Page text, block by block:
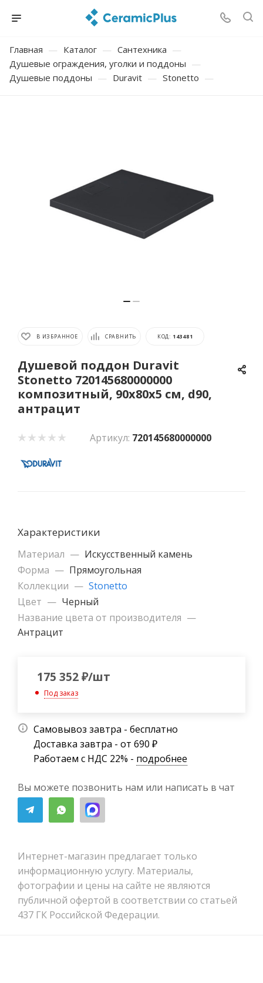
Главная — Каталог — Сантехника —
Душевые ограждения, уголки и поддоны —
Душевые поддоны — Duravit — Stonetto —
В ИЗБРАННОЕ СРАВНИТЬ КОД: 143481
Душевой поддон Duravit
Stonetto 720145680000000
композитный, 90x80х5 см, d90,
антрацит
Артикул: 720145680000000
Характеристики
Материал — Искусственный камень
Форма — Прямоугольная
Коллекции — Stonetto
Цвет — Черный
Название цвета от производителя —
Антрацит
175 352₽/шт
Под заказ
Самовывоз завтра - бесплатно
Доставка завтра - от 690 ₽
Работаем с НДС 22% - подробнее
Вы можете позвонить нам или написать в чат
Интернет-магазин предлагает только
информационную услугу. Материалы,
фотографии и цены на сайте не являются
публичной офертой в соответствии со статьей
437 ГК Российской Федерации.